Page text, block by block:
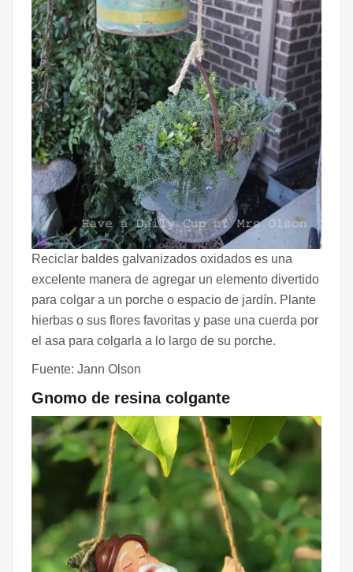
Reciclar baldes galvanizados oxidados es una
excelente manera de agregar un elemento divertido
para colgar a un porche o espacio de jardín. Plante
hierbas o sus flores favoritas y pase una cuerda por
el asa para colgarla a lo largo de su porche.
Fuente: Jann Olson
Gnomo de resina colgante